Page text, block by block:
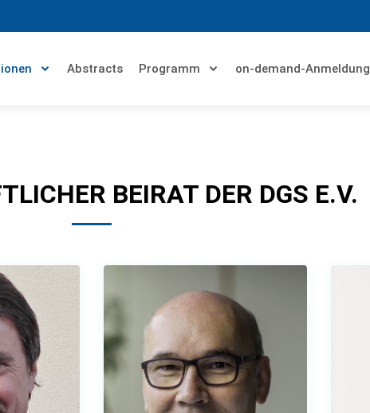
Abstracts Programm on-demand-Anmeldung
BEIRAT DER DGS E.V.